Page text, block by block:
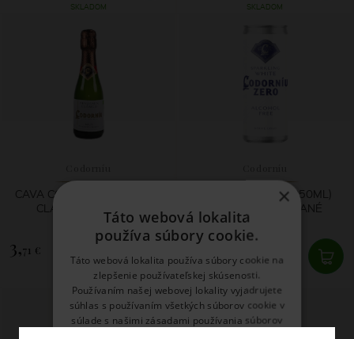
SKLADOM SKLADOM
CAVA CODORNÍU BENJAMÍN
CLASICO BRUT 0,2L
3,71 €
SKLADOM
CODORNÍU ZERO (250ML)
ODALKOHOLIZOVANÉ
3,
SKLADOM
×
Táto webová lokalita
používa súbory cookie.
Táto webová lokalita používa súbory cookie na
zlepšenie používateľskej skúsenosti.
Používaním našej webovej lokality vyjadrujete
súhlas s používaním všetkých súborov cookie v
súlade s našimi zásadami používania súborov